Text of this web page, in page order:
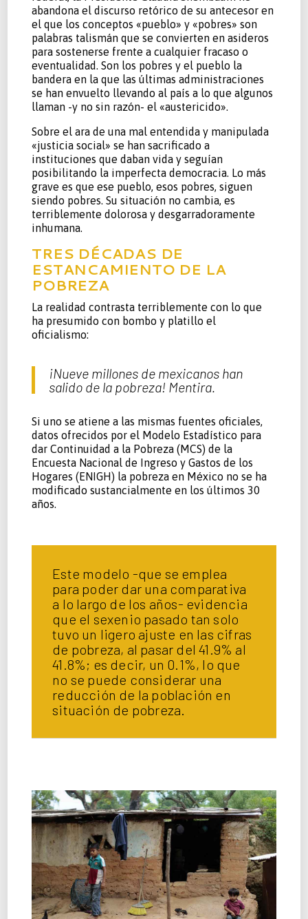
abandona el discurso retórico de su antecesor en
el que los conceptos «pueblo» y «pobres» son
palabras talismán que se convierten en asideros
para sostenerse frente a cualquier fracaso o
eventualidad. Son los pobres y el pueblo la
bandera en la que las últimas administraciones
se han envuelto llevando al país a lo que algunos
llaman -y no sin razón- el «austericido».
Sobre el ara de una mal entendida y manipulada
«justicia social» se han sacrificado a
instituciones que daban vida y seguían
posibilitando la imperfecta democracia. Lo más
grave es que ese pueblo, esos pobres, siguen
siendo pobres. Su situación no cambia, es
terriblemente dolorosa y desgarradoramente
inhumana.
TRES DÉCADAS DE
ESTANCAMIENTO DE LA
POBREZA
La realidad contrasta terriblemente con lo que
ha presumido con bombo y platillo el
oficialismo:
¡Nueve millones de mexicanos han
salido de la pobreza! Mentira.
Si uno se atiene a las mismas fuentes oficiales,
datos ofrecidos por el Modelo Estadístico para
dar Continuidad a la Pobreza (MCS) de la
Encuesta Nacional de Ingreso y Gastos de los
Hogares (ENIGH) la pobreza en México no se ha
modificado sustancialmente en los últimos 30
años.
Este modelo -que se emplea
para poder dar una comparativa
a lo largo de los años- evidencia
que el sexenio pasado tan solo
tuvo un ligero ajuste en las cifras
de pobreza, al pasar del 41.9% al
41.8%; es decir, un 0.1%, lo que
no se puede considerar una
reducción de la población en
situación de pobreza.